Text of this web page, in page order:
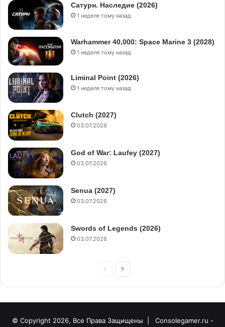
Сатурн. Наследие (2026)
1 неделя тому назад
Warhammer 40,000: Space Marine 3 (2028)
1 неделя тому назад
Liminal Point (2026)
1 неделя тому назад
Clutch (2027)
03.07.2026
God of War: Laufey (2027)
03.07.2026
Senua (2027)
03.07.2026
Swords of Legends (2026)
03.07.2026
© Copyright 2026, Все Права Защищены | Consolegamer.ru -